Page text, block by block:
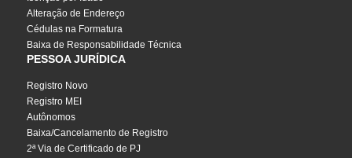
Alteração de Endereço
Cédulas na Formatura
Baixa de Responsabilidade Técnica
PESSOA JURÍDICA
Registro Novo
Registro MEI
Autônomos
Baixa/Cancelamento de Registro
2ª Via de Certificado de PJ